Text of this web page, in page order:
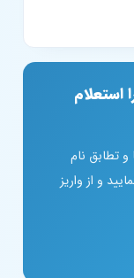
نام
واریز